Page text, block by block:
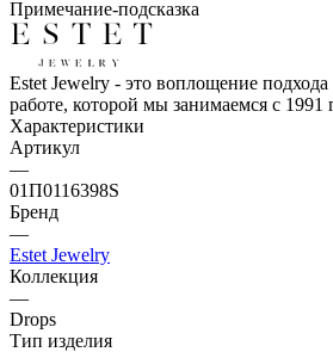
Примечание-подсказка
Estet Jewelry - это воплощение
работе, которой мы занимаемся с 1991
Характеристики
Артикул
—
01П0116398S
Бренд
—
Estet Jewelry
Коллекция
—
Drops
Тип изделия